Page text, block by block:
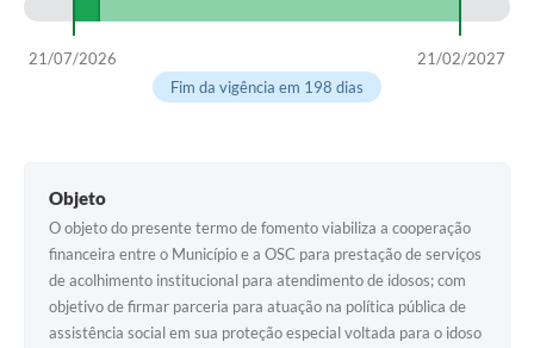
Ouvidoria
Cavernas do Peruaçu
Notícias
Arquivos para Download
21/07/2026
21/02/2027
Fim da vigência em 198 dias
Objeto
O objeto do presente termo de fomento viabiliza a cooperação
financeira entre o Município e a OSC para prestação de serviços
de acolhimento institucional para atendimento de idosos; com
objetivo de firmar parceria para atuação na política pública de
assistência social em sua proteção especial voltada para o idoso